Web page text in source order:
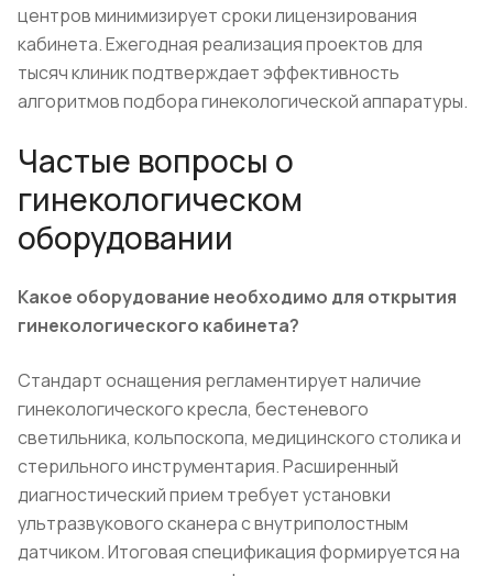
центров минимизирует сроки лицензирования
кабинета. Ежегодная реализация проектов для
тысяч клиник подтверждает эффективность
алгоритмов подбора гинекологической аппаратуры.
Частые вопросы о
гинекологическом
оборудовании
Какое оборудование необходимо для открытия
гинекологического кабинета?
Стандарт оснащения регламентирует наличие
гинекологического кресла, бестеневого
светильника, кольпоскопа, медицинского столика и
стерильного инструментария. Расширенный
диагностический прием требует установки
ультразвукового сканера с внутриполостным
датчиком. Итоговая спецификация формируется на